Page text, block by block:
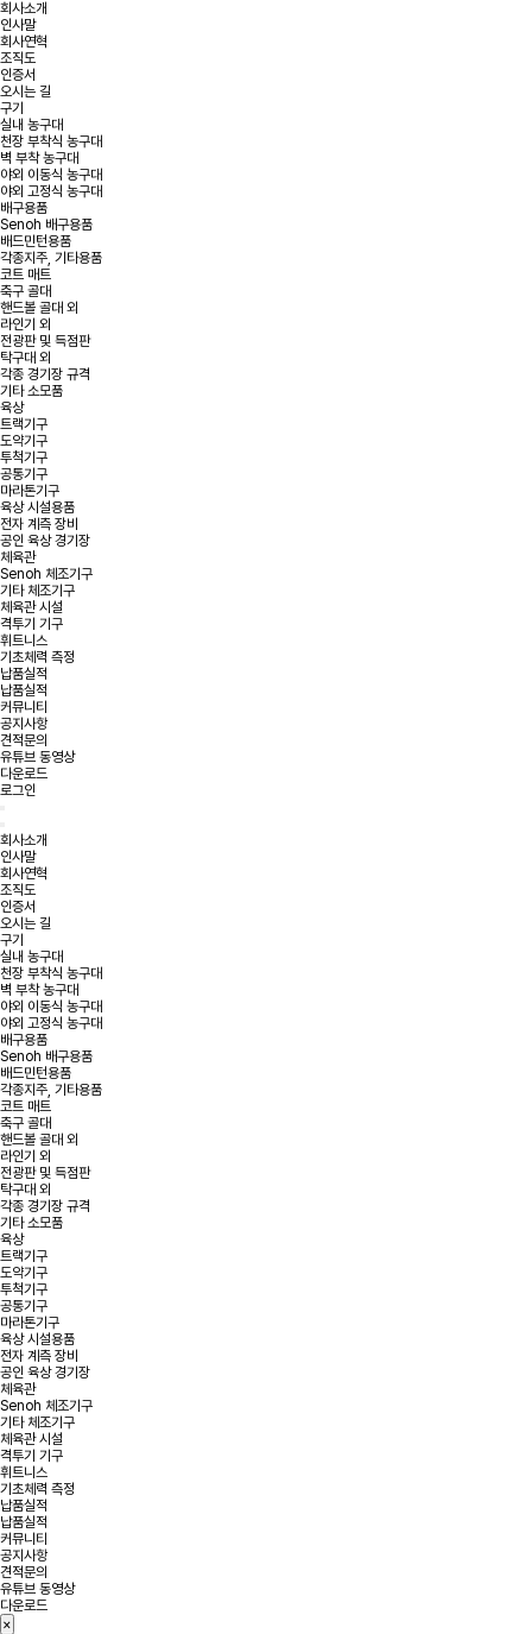
회사소개
인사말
회사연혁
조직도
인증서
오시는 길
구기
실내 농구대
천장 부착식 농구대
벽 부착 농구대
야외 이동식 농구대
야외 고정식 농구대
배구용품
Senoh 배구용품
배드민턴용품
각종지주, 기타용품
코트 매트
축구 골대
핸드볼 골대 외
라인기 외
전광판 및 득점판
탁구대 외
각종 경기장 규격
기타 소모품
육상
트랙기구
도약기구
투척기구
공통기구
마라톤기구
육상 시설용품
전자 계측 장비
공인 육상 경기장
체육관
Senoh 체조기구
기타 체조기구
체육관 시설
격투기 기구
휘트니스
기초체력 측정
납품실적
납품실적
커뮤니티
공지사항
견적문의
유튜브 동영상
다운로드
로그인
회사소개
인사말
회사연혁
조직도
인증서
오시는 길
구기
실내 농구대
천장 부착식 농구대
벽 부착 농구대
야외 이동식 농구대
야외 고정식 농구대
배구용품
Senoh 배구용품
배드민턴용품
각종지주, 기타용품
코트 매트
축구 골대
핸드볼 골대 외
라인기 외
전광판 및 득점판
탁구대 외
각종 경기장 규격
기타 소모품
육상
트랙기구
도약기구
투척기구
공통기구
마라톤기구
육상 시설용품
전자 계측 장비
공인 육상 경기장
체육관
Senoh 체조기구
기타 체조기구
체육관 시설
격투기 기구
휘트니스
기초체력 측정
납품실적
납품실적
커뮤니티
공지사항
견적문의
유튜브 동영상
다운로드
×